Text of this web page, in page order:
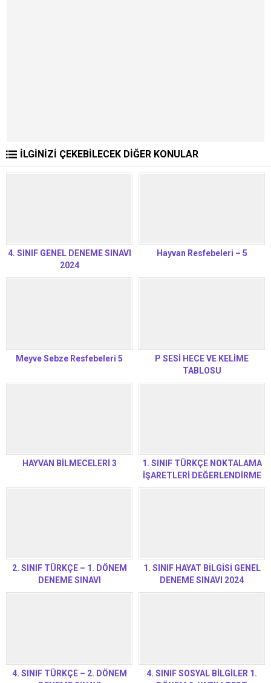
İLGİNİZİ ÇEKEBİLECEK DİĞER KONULAR
4. SINIF GENEL DENEME SINAVI
2024
Hayvan Resfebeleri – 5
Meyve Sebze Resfebeleri 5
P SESİ HECE VE KELİME
TABLOSU
HAYVAN BİLMECELERİ 3
1. SINIF TÜRKÇE NOKTALAMA
İŞARETLERİ DEĞERLENDİRME
TESTİ
2. SINIF TÜRKÇE – 1. DÖNEM
DENEME SINAVI
1. SINIF HAYAT BİLGİSİ GENEL
DENEME SINAVI 2024
4. SINIF TÜRKÇE – 2. DÖNEM
4. SINIF SOSYAL BİLGİLER 1.